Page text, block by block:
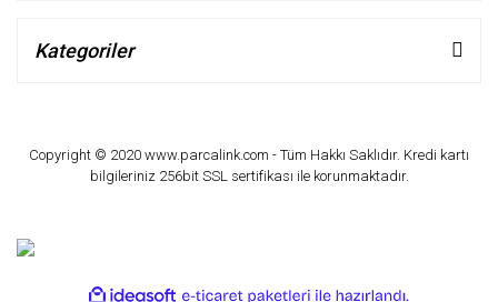
Kategoriler
Copyright © 2020 www.parcalink.com - Tüm Hakkı Saklıdır. Kredi kartı
bilgileriniz 256bit SSL sertifikası ile korunmaktadır.
ideasoft e-